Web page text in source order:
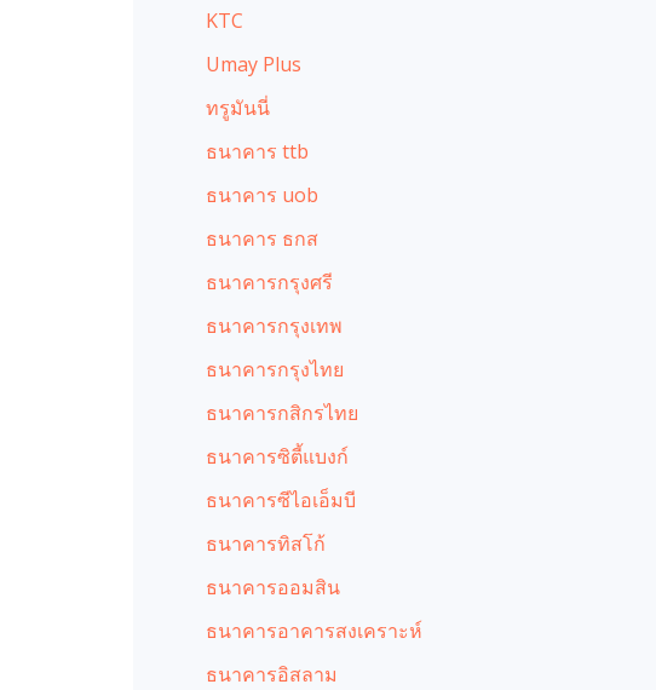
KTC
Umay Plus
ทรูมันนี่
ธนาคาร ttb
ธนาคาร uob
ธนาคาร ธกส
ธนาคารกรุงศรี
ธนาคารกรุงเทพ
ธนาคารกรุงไทย
ธนาคารกสิกรไทย
ธนาคารซิตี้แบงก์
ธนาคารซีไอเอ็มบี
ธนาคารทิสโก้
ธนาคารออมสิน
ธนาคารอาคารสงเคราะห์
ธนาคารอิสลาม